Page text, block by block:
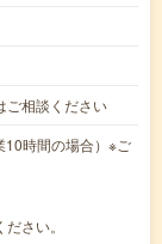
ご相談ください
10時間の場合）※ご
さい。